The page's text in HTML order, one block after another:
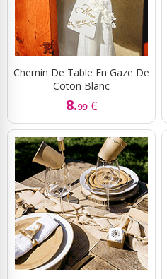
Chemin De Table En Gaze De
Coton Blanc
8.99 €